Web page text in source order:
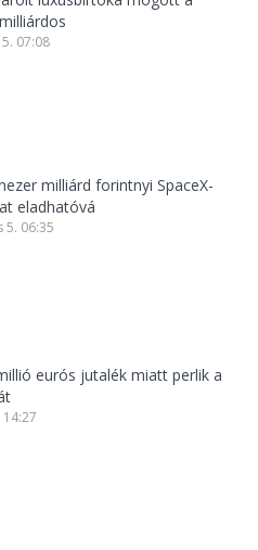
07:08
milliárd forintnyi SpaceX-
eladhatóvá
5. 06:35
eurós jutalék miatt perlik a